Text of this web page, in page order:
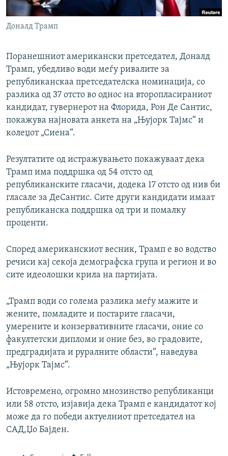
РСЕ веб страници
Доналд Трамп
Поранешниот американски претседател, Доналд
Трамп, убедливо води меѓу ривалите за
републиканскаа претседателска номинација, со
разлика од 37 отсто во однос на второпласираниот
кандидат, гувернерот на Флорида, Рон Де Сантис,
покажува најновата анкета на „Њујорк Тајмс“ и
колеџот „Сиена“.
Резултатите од истражувањето покажуваат дека
Трамп има поддршка од 54 отсто од
републиканските гласачи, додека 17 отсто од нив би
гласале за ДеСантис. Сите други кандидати имаат
републиканска поддршка од три и помалку
проценти.
Според американскиот весник, Трамп е во водство
речиси кај секоја демографска група и регион и во
сите идеолошки крила на партијата.
„Трамп води со голема разлика меѓу мажите и
жените, помладите и постарите гласачи,
умерените и конзервативните гласачи, оние со
факултетски дипломи и оние без, во градовите,
предградијата и руралните области“, наведува
„Њујорк Тајмс“.
Истовремено, огромно мнозинство републиканци
или 58 отсто, изјавија дека Трамп е кандидатот кој
може да го победи актуелниот претседател на
САД,Џо Бајден.